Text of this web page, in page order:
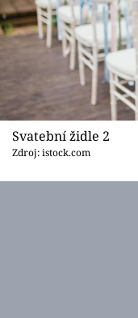
Svatební židle 2
Zdroj: istock.com